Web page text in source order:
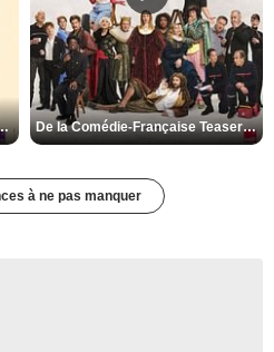
Bande-annonce VF De la Comédie-Française Teaser VF
à ne pas manquer